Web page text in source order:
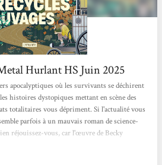
Hurlant HS Juin 2025
apocalyptiques où les survivants se déchirent
histoires dystopiques mettant en scène des
totalitaires vous dépriment. Si l'actualité vous
parfois à un mauvais roman de science-
réjouissez-vous, car l'œuvre de Becky
zombies comme dans The Walking Dead, ni